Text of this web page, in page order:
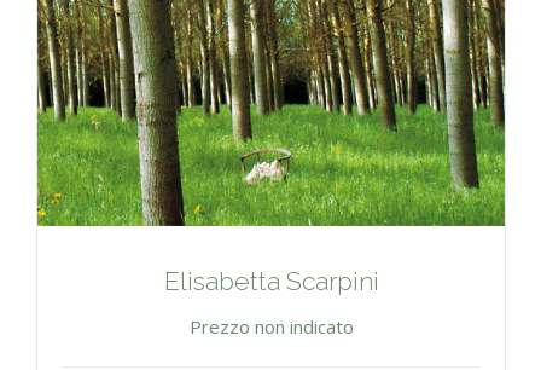
Elisabetta Scarpini
Prezzo non indicato